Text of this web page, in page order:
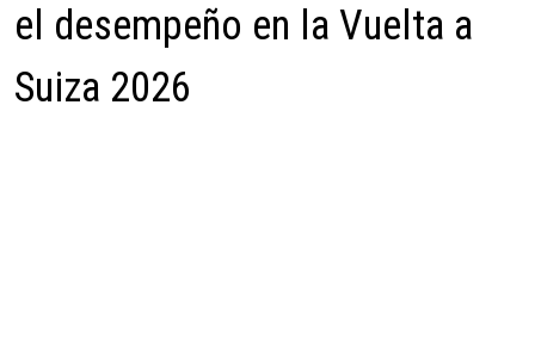
el desempeño en la Vuelta a
Suiza 2026